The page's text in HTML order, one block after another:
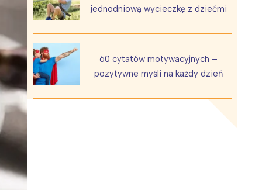
jednodniową wycieczkę z dziećmi
60 cytatów motywacyjnych –
pozytywne myśli na każdy dzień